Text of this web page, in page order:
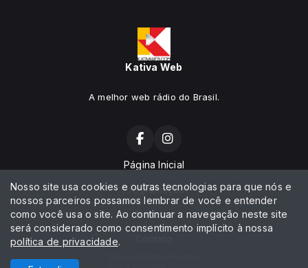
Kativa Web
A melhor web rádio do Brasil.
Página Inicial
Programação
Notícias
Nosso site usa cookies e outras tecnologias para que nós e
nossos parceiros possamos lembrar de você e entender
como você usa o site. Ao continuar a navegação neste site
será considerado como consentimento implícito à nossa
política de privacidade.